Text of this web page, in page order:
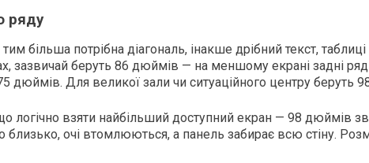
ряду
більша потрібна діагональ, інакше дрібний текст,
зазвичай беруть 86 дюймів — на меншому екрані задні
дюймів. Для великої зали чи ситуаційного центру беруть
логічно взяти найбільший доступний екран — 98 дюймів
очі втомлюються, а панель забирає всю стіну.